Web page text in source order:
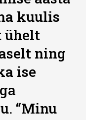
kuulis
ühelt
ning
ise
“Minu